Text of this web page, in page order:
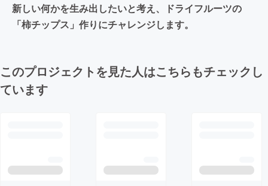
新しい何かを生み出したいと考え、ドライフルーツの
「柿チップス」作りにチャレンジします。
このプロジェクトを見た人はこちらもチェックし
ています